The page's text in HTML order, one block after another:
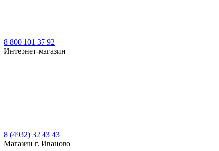
8 800 101 37 92
Интернет-магазин
8 (4932) 32 43 43
Магазин г. Иваново